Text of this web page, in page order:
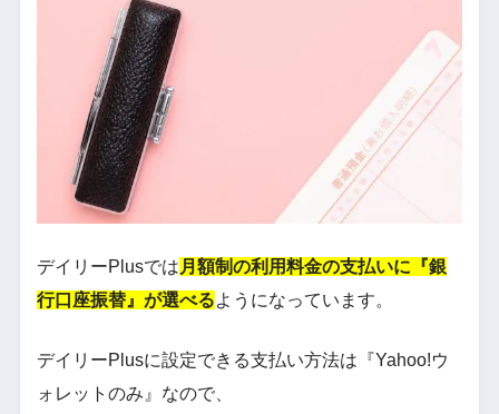
デイリーPlusでは 月額制の利用料金の支払いに『銀
行口座振替』が選べるようになっています。
デイリーPlusに設定できる支払い方法は『Yahoo!ウ
ォレットのみ』なので、